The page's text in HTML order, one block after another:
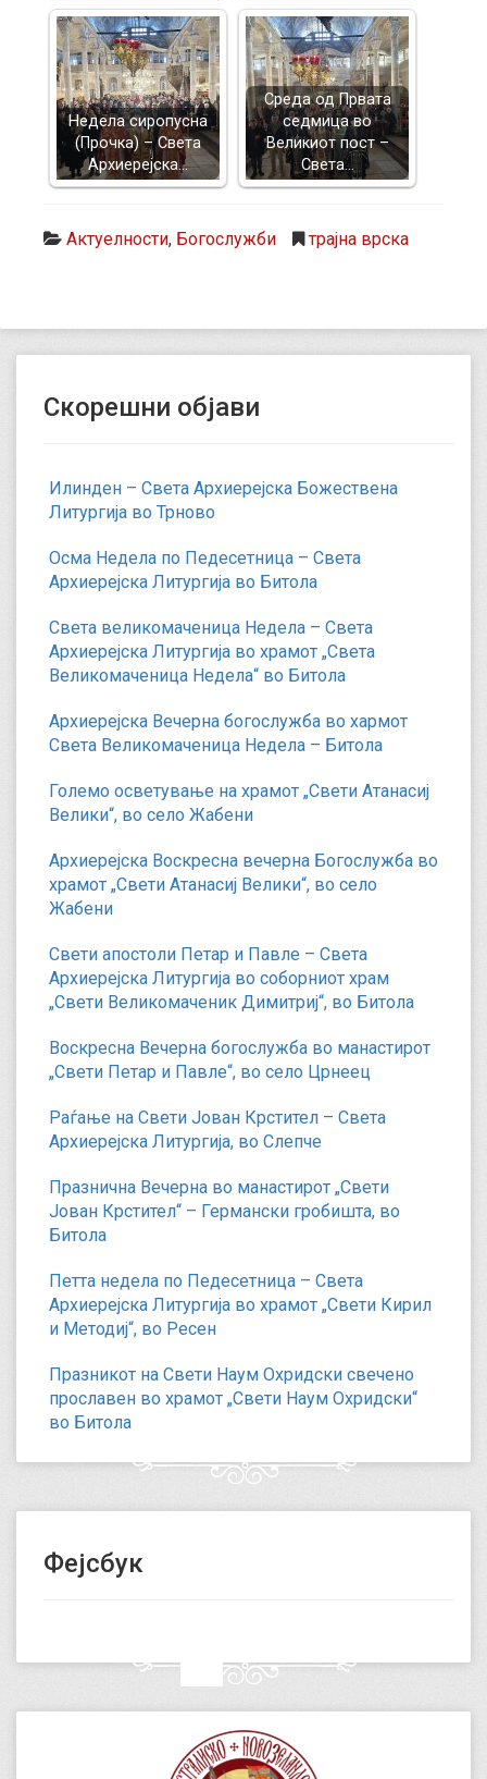
Недела сиропусна
(Прочка) – Света
Архиерејска…
Среда од Првата
седмица во
Великиот пост –
Света…
Актуелности, Богослужби трајна врска
Скорешни објави
Илинден – Света Архиерејска Божествена
Литургија во Трново
Осма Недела по Педесетница – Света
Архиерејска Литургија во Битола
Света великомаченица Недела – Света
Архиерејска Литургија во храмот „Света
Великомаченица Недела“ во Битола
Архиерејска Вечерна богослужба во хармот
Света Великомаченица Недела – Битола
Големо осветување на храмот „Свети Атанасиј
Велики“, во село Жабени
Архиерејска Воскресна вечерна Богослужба во
храмот „Свети Атанасиј Велики“, во село
Жабени
Свети апостоли Петар и Павле – Света
Архиерејска Литургија во соборниот храм
„Свети Великомаченик Димитриј“, во Битола
Воскресна Вечерна богослужба во манастирот
„Свети Петар и Павле“, во село Црнеец
Раѓање на Свети Јован Крстител – Света
Архиерејска Литургија, во Слепче
Празнична Вечерна во манастирот „Свети
Јован Крстител“ – Германски гробишта, во
Битола
Петта недела по Педесетница – Света
Архиерејска Литургија во храмот „Свети Кирил
и Методиј“, во Ресен
Празникот на Свети Наум Охридски свечено
прославен во храмот „Свети Наум Охридски“
во Битола
Фејсбук